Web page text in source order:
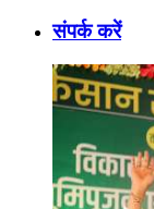
संपर्क करें